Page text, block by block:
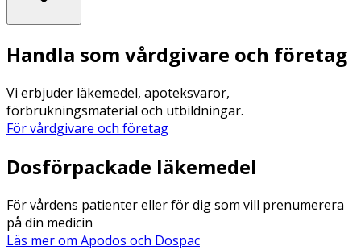
Handla som vårdgivare och företag
Vi erbjuder läkemedel, apoteksvaror,
förbrukningsmaterial och utbildningar.
För vårdgivare och företag
Dosförpackade läkemedel
För vårdens patienter eller för dig som vill prenumerera
på din medicin
Läs mer om Apodos och Dospac